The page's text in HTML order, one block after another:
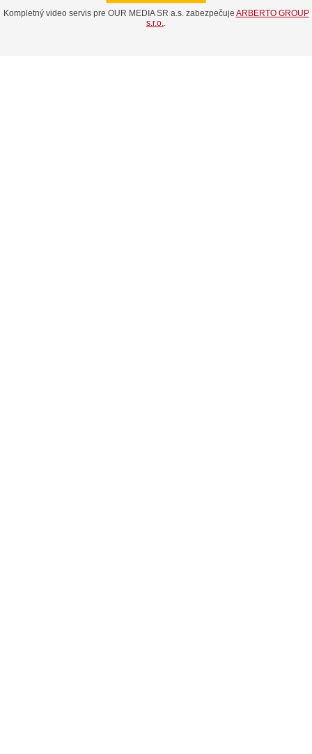
Kompletný video servis pre OUR MEDIA SR a.s. zabezpečuje ARBERTO GROUP
s.r.o..